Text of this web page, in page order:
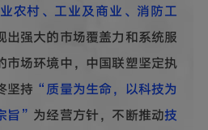
农村、工业及商业、消防工
出强大的市场覆盖力和系统服
市场环境中，中国联塑坚定执
坚持 “质量为生命，以科技为
旨” 为经营方针，不断推动技